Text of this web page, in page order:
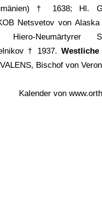
† 1638; Hl.
Netsvetov von Alaska
Hiero-Neumärtyrer
† 1937.
Bischof von
Kalender von